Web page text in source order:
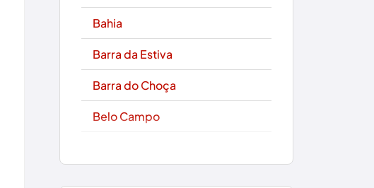
Bahia
Barra da Estiva
Barra do Choça
Belo Campo